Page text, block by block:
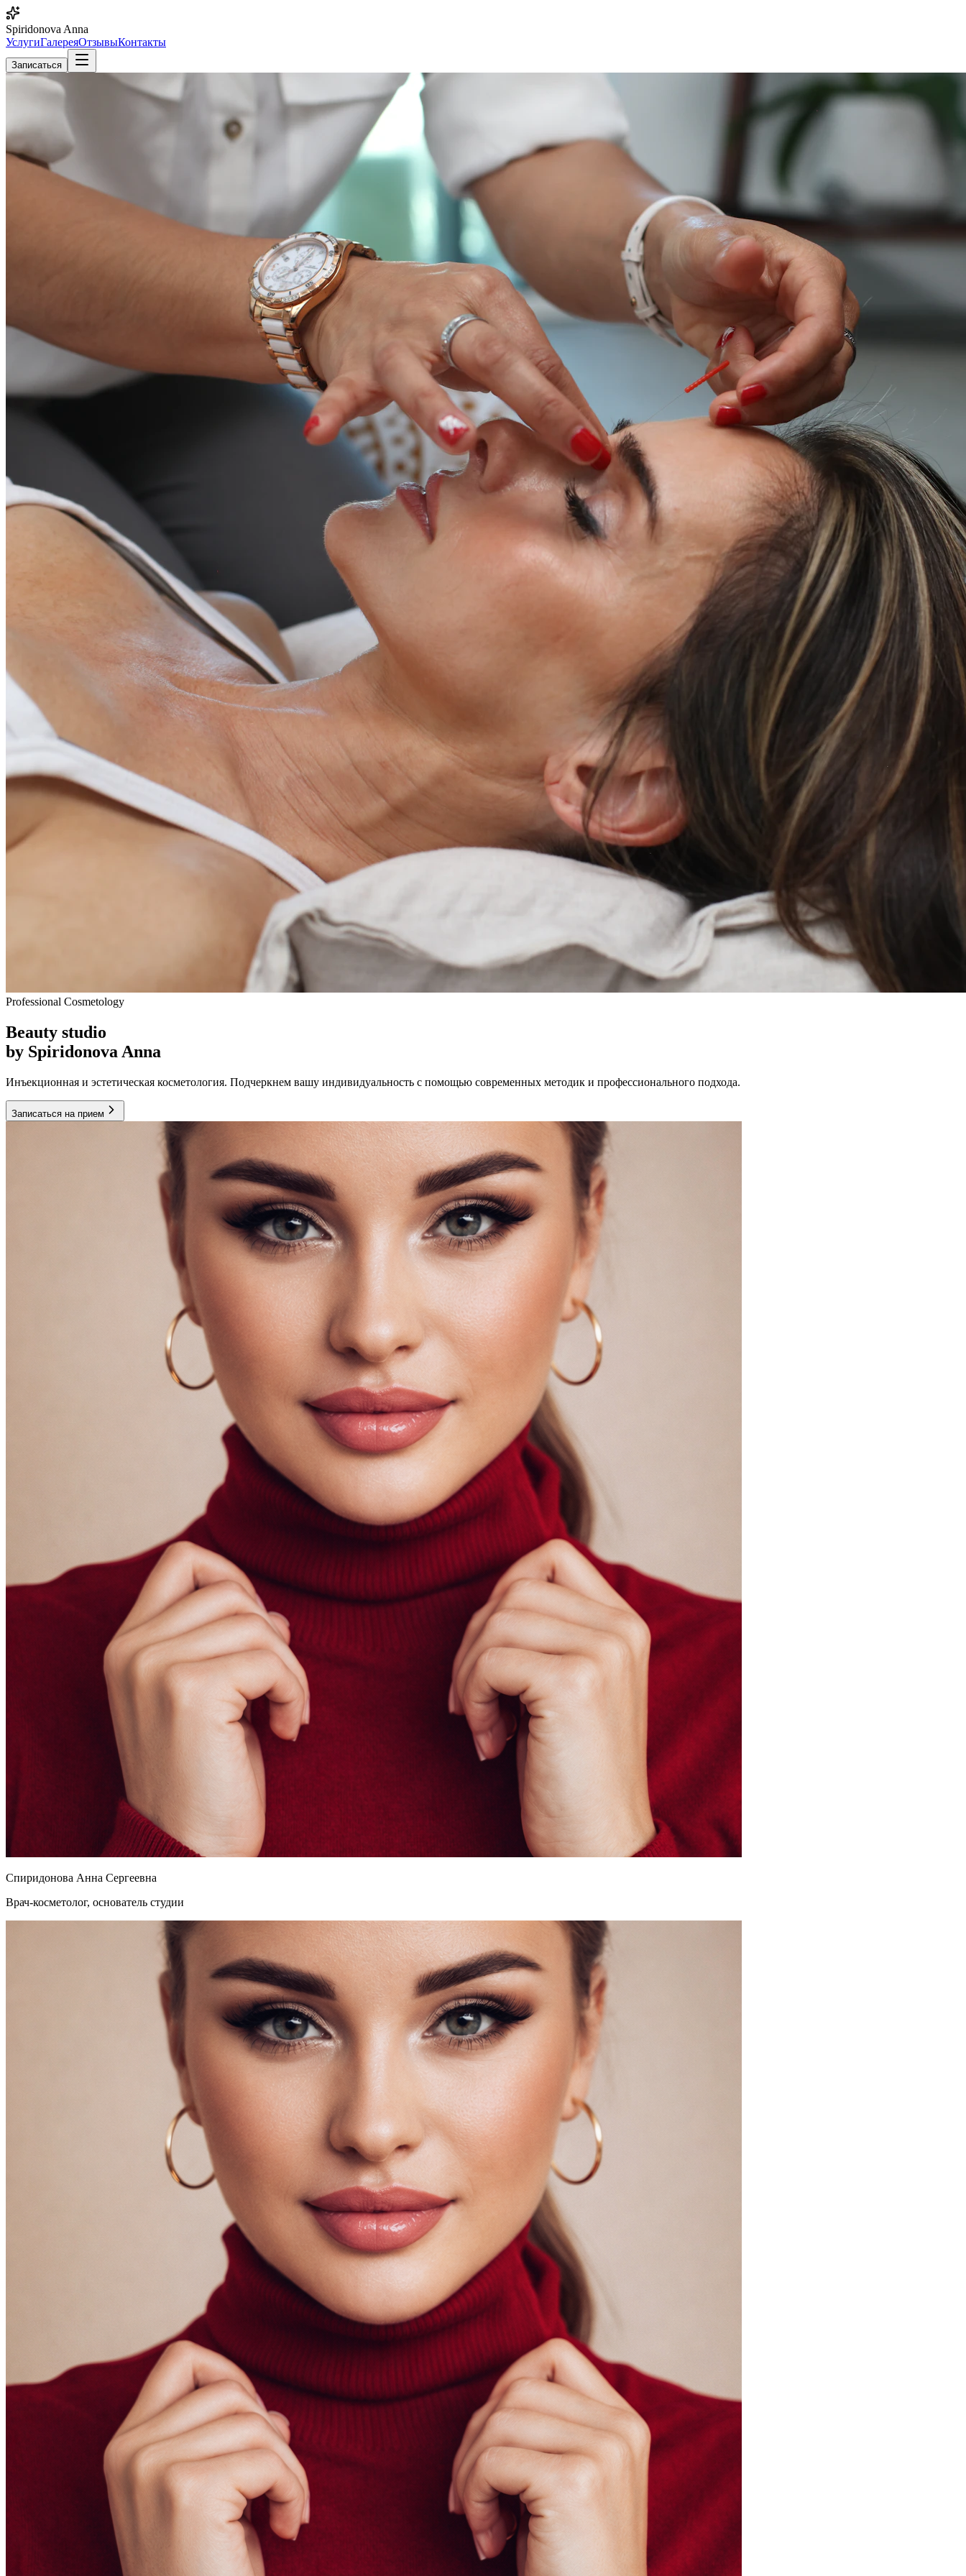
Spiridonova Anna
УслугиГалереяОтзывыКонтакты
Записаться
Professional Cosmetology
Beauty studio
by Spiridonova Anna
Инъекционная и эстетическая косметология. Подчеркнем вашу индивидуальность с помощью современных методик и профессионального подхода.
Записаться на прием
Спиридонова Анна Сергеевна
Врач-косметолог, основатель студии